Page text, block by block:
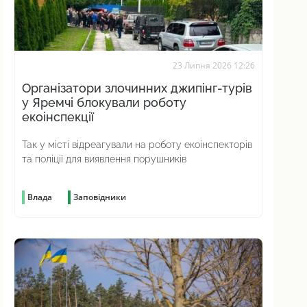
23 Липня 2026 12:26
Організатори злочинних джипінг-турів
у Яремчі блокували роботу
екоінспекції
Так у місті відреагували на роботу екоінспекторів
та поліції для виявлення порушників
Влада Заповідники